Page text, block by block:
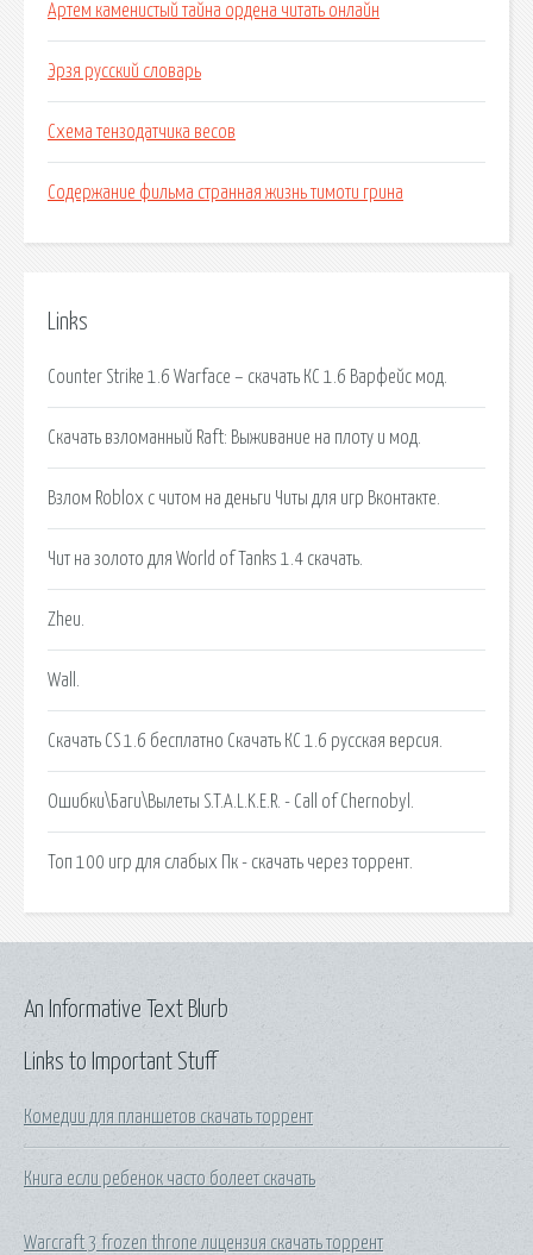
Артем каменистый тайна ордена читать онлайн
Эрзя русский словарь
Схема тензодатчика весов
Содержание фильма странная жизнь тимоти грина
Links
Counter Strike 1.6 Warface – скачать КС 1.6 Варфейс мод.
Скачать взломанный Raft: Выживание на плоту и мод.
Взлом Roblox с читом на деньги Читы для игр Вконтакте.
Чит на золото для World of Tanks 1.4 скачать.
Zheu.
Wall.
Скачать CS 1.6 бесплатно Скачать КС 1.6 русская версия.
Ошибки\Баги\Вылеты S.T.A.L.K.E.R. - Call of Chernobyl.
Топ 100 игр для слабых Пк - скачать через торрент.
Links to Important Stuff
Комедии для планшетов скачать торрент
Книга если ребенок часто болеет скачать
Warcraft 3 frozen throne лицензия скачать торрент
An Informative Text Blurb